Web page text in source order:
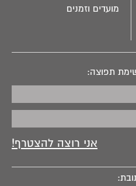
מועדים וזמנים
תפוצה: